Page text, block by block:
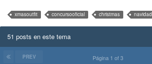
xmasoutfit concursooficial christmas navidad
51 posts en este tema
PREV Página 1 of 3